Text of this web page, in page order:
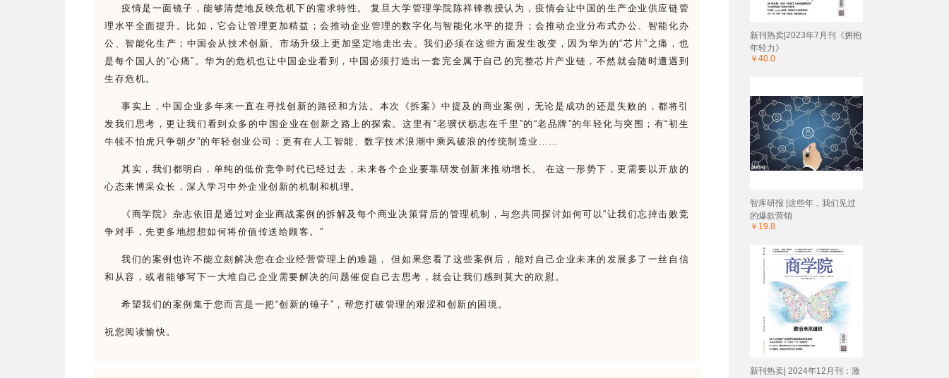
疫情是一面镜子，能够清楚地反映危机下的需求特性。 复旦大学管理学院陈祥锋教授认为，疫情会让中国的生产企业供应链管
理水平全面提升。比如，它会让管理更加精益；会推动企业管理的数字化与智能化水平的提升；会推动企业分布式办公、智能化办
公、智能化生产；中国会从技术创新、市场升级上更加坚定地走出去。我们必须在这些方面发生改变，因为华为的“芯片” 之痛，也
是每个国人的 “心痛” 。华为的危机也让中国企业看到，中国必须打造出一套完全属于自己的完整芯片产业链，不然就会随时遭遇到
生存危机。
事实上，中国企业多年来一直在寻找创新的路径和方法。本次《拆案》中提及的商业案例，无论是成功的还是失败的，都将引
发我们思考，更让我们看到众多的中国企业在创新之路上的探索。这里有“老骥伏枥志在千里 ”的 “老品牌”的年轻化与突围；有“初生
牛犊不怕虎只争朝夕”的年轻创业公司；更有在人工智能、数字技术浪潮中乘风破浪的传统制造业……
其实，我们都明白，单纯的低价竞争时代已经过去，未来各个企业要靠研发创新来推动增长。 在这一形势下，更需要以开放的
心态来博采众长，深入学习中外企业创新的机制和机理。
《商学院》杂志依旧是通过对企业商战案例的拆解及每个商业决策背后的管理机制，与您共同探讨如何可以“让我们忘掉击败竞
争对手，先更多地想想如何将价值传送给顾客。 ”
我们的案例也许不能立刻解决您在企业经营管理上的难题， 但如果您看了这些案例后，能对自己企业未来的发展多了一丝自信
和从容，或者能够写下一大堆自己企业需要解决的问题催促自己去思考，就会让我们感到莫大的欣慰。
希望我们的案例集于您而言是一把“创新的锤子” ，帮您打破管理的艰涩和创新的困境。
祝您阅读愉快。
新刊热卖|2023年7月刊《拥抱
年轻力》
￥40.0
智库研报 |这些年，我们见过
的爆款营销
￥19.8
新刊热卖| 2024年12月刊：激